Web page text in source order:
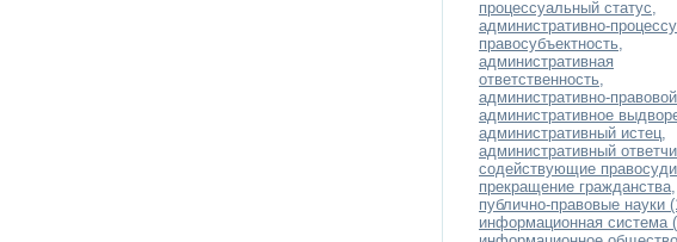
процессуальный статус,
административно-
правосубъектность,
административная
ответственность,
административно-
административное
административный истец,
административный
содействующие
прекращение гражданства,
публично-правовые науки
информационная система